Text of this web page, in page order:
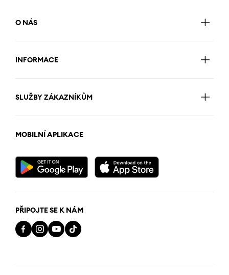
O NÁS
INFORMACE
SLUŽBY ZÁKAZNÍKŮM
MOBILNÍ APLIKACE
PŘIPOJTE SE K NÁM